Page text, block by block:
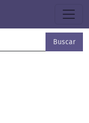
Buscar